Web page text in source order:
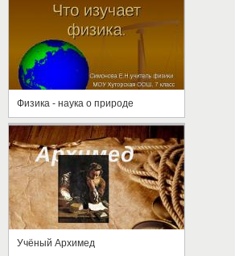
Физика - наука о природе
Учёный Архимед